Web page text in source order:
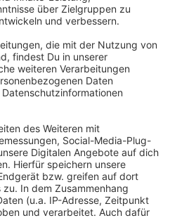
Jahre wären es nur 1,5
auf zehn Städte. Nutzt
er für künftige
aufnehmen, was die
könnte.